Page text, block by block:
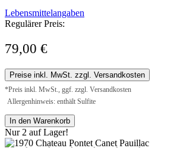
Lebensmittelangaben
Regulärer Preis:
79,00 €
Preise inkl. MwSt. zzgl. Versandkosten
*Preis inkl. MwSt., ggf. zzgl. Versandkosten
Allergenhinweis: enthält Sulfite
In den Warenkorb
Nur 2 auf Lager!